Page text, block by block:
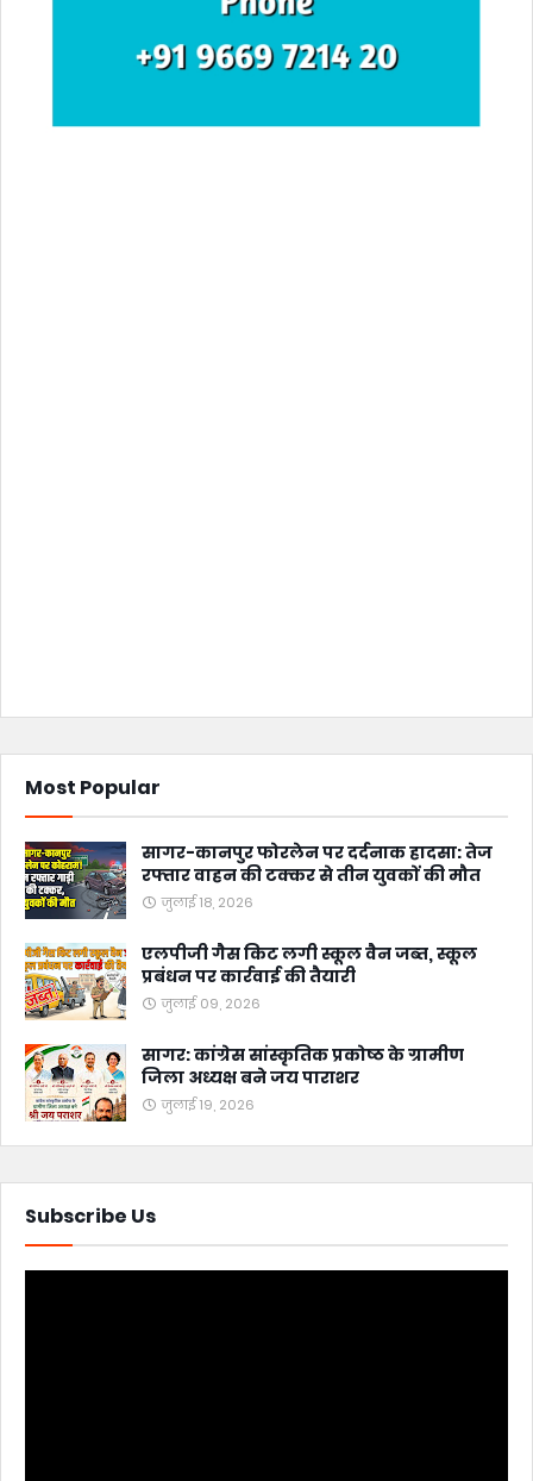
Most Popular
सागर-कानपुर फोरलेन पर दर्दनाक हादसा: तेज
रफ्तार वाहन की टक्कर से तीन युवकों की मौत
जुलाई 18, 2026
एलपीजी गैस किट लगी स्कूल वैन जब्त, स्कूल
प्रबंधन पर कार्रवाई की तैयारी
जुलाई 09, 2026
सागर: कांग्रेस सांस्कृतिक प्रकोष्ठ के ग्रामीण
जिला अध्यक्ष बने जय पाराशर
जुलाई 19, 2026
Subscribe Us